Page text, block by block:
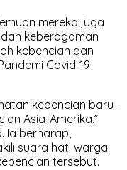
mereka juga
keberagaman
kebencian dan
Covid-19
kebencian baru-
Asia-Amerika,”
Ia berharap,
suara hati warga
tersebut.